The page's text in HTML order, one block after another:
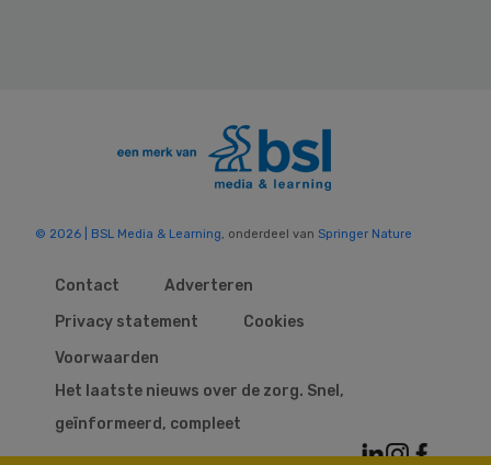
© 2026 | BSL Media & Learning , onderdeel van Springer Nature
Contact
Adverteren
Privacy statement
Cookies
Voorwaarden
Het laatste nieuws over de zorg. Snel,
geïnformeerd, compleet